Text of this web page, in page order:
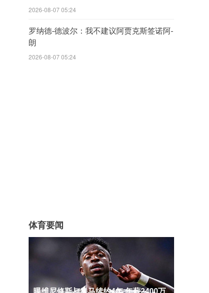
2026-08-07 05:24
罗纳德-德波尔：我不建议阿贾克斯签诺阿-
朗
2026-08-07 05:24
体育要闻
曝维尼修斯与皇马续约4年 年薪2400万